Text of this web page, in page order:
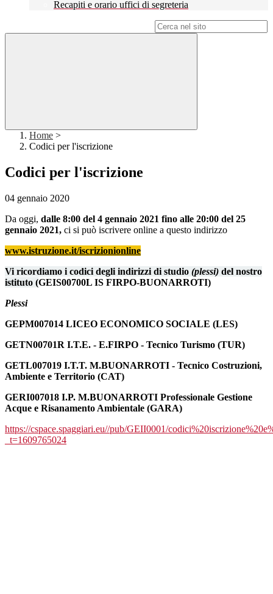
Recapiti e orario uffici di segreteria
Home >
Codici per l'iscrizione
Codici per l'iscrizione
04 gennaio 2020
Da oggi, dalle 8:00 del 4 gennaio 2021 fino alle 20:00 del 25
gennaio 2021, ci si può iscrivere online a questo indirizzo
www.istruzione.it/iscrizionionline
Vi ricordiamo i codici degli indirizzi di studio (plessi) del nostro
istituto (GEIS00700L IS FIRPO-BUONARROTI)
Plessi
GEPM007014 LICEO ECONOMICO SOCIALE (LES)
GETN00701R I.T.E. - E.FIRPO - Tecnico Turismo (TUR)
GETL007019 I.T.T. M.BUONARROTI - Tecnico Costruzioni,
Ambiente e Territorio (CAT)
GERI007018 I.P. M.BUONARROTI Professionale Gestione
Acque e Risanamento Ambientale (GARA)
https://cspace.spaggiari.eu//pub/GEII0001/
_t=1609765024